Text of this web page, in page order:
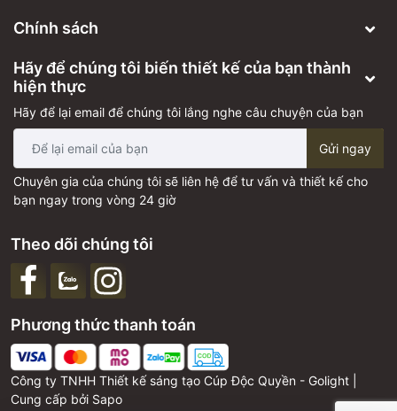
Chính sách
Hãy để chúng tôi biến thiết kế của bạn thành
hiện thực
Hãy để lại email để chúng tôi lắng nghe câu chuyện của bạn
Gửi ngay
Chuyên gia của chúng tôi sẽ liên hệ để tư vấn và thiết kế cho
bạn ngay trong vòng 24 giờ
Công ty TNHH Thiết kế sáng tạo Cúp Độc Quyền - Golight |
Cung cấp bởi Sapo
Phương thức thanh toán
Theo dõi chúng tôi